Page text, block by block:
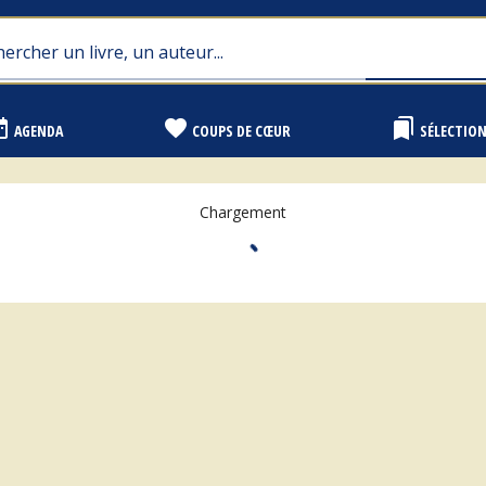
AGENDA favorite COUPS DE CŒUR bookmarks
Chargement